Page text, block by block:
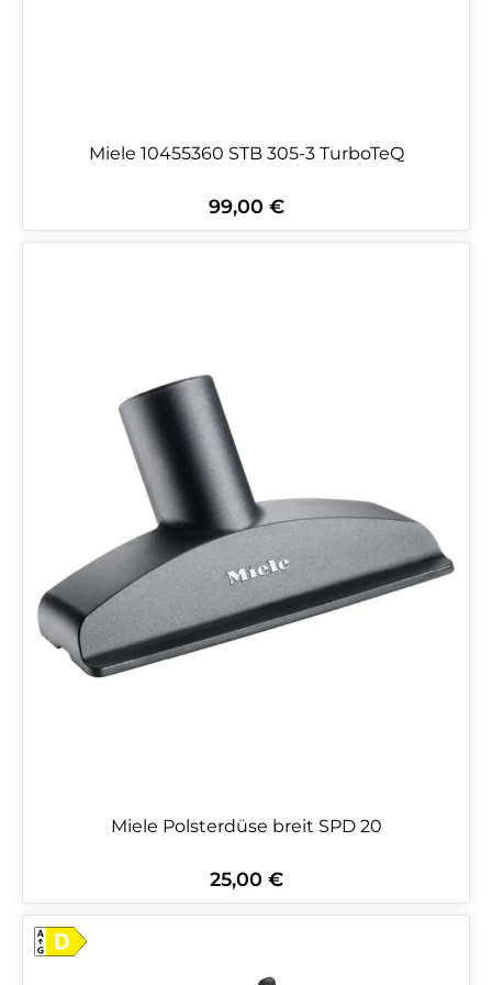
Miele 10455360 STB 305-3 TurboTeQ
Regulärer Preis:
99,00 €
Miele Polsterdüse breit SPD 20
Regulärer Preis:
25,00 €